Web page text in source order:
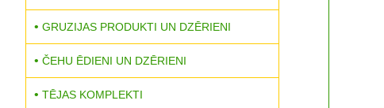
GRUZIJAS PRODUKTI UN DZĒRIENI
ČEHU ĒDIENI UN DZĒRIENI
TĒJAS KOMPLEKTI